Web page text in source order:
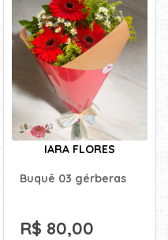
IARA FLORES
Buquê 03 gérberas
R$ 80,00